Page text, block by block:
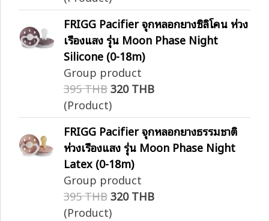
FRIGG Pacifier จุกหลอกยางซิลิโคน ห่วง
เรืองแสง รุ่น Moon Phase Night
Silicone (0-18m)
Group product
395 THB320 THB
(Product)
FRIGG Pacifier จุกหลอกยางธรรมชาติ
ห่วงเรืองแสง รุ่น Moon Phase Night
Latex (0-18m)
Group product
395 THB320 THB
(Product)